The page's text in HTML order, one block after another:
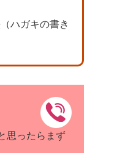
ハガキの書き
思ったらまず